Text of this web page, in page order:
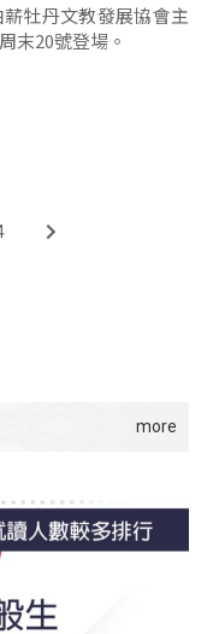
牡丹文教發展協會主
末20號登場。